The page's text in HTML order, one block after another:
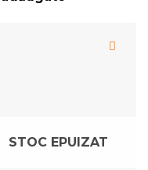
STOC EPUIZAT